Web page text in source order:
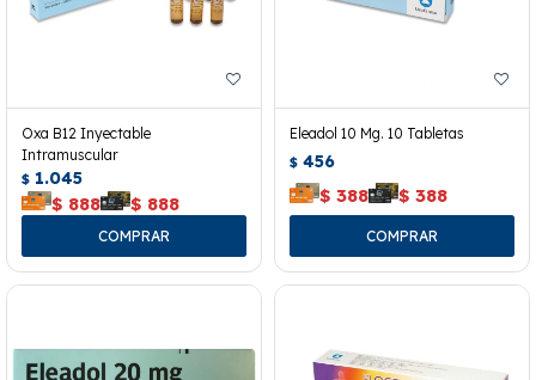
Oxa B12 Inyectable
Intramuscular
$ 1.045
$ 888 $ 888
Eleadol 10 Mg. 10 Tabletas
$ 456
$ 388 $ 388